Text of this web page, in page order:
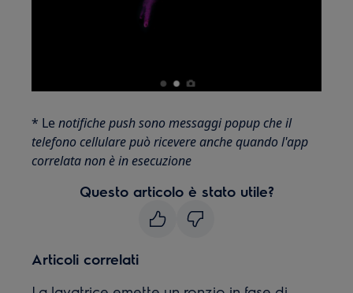
* Lenotifiche push sono messaggi popup che il
telefono cellulare può ricevere anche quando l'app
correlata non è in esecuzione
Questo articolo è stato utile?
Articoli correlati